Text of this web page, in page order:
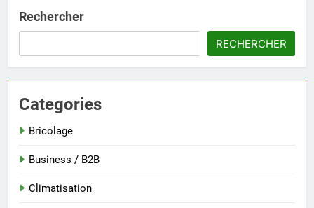
Rechercher
RECHERCHER
Categories
Bricolage
Business / B2B
Climatisation